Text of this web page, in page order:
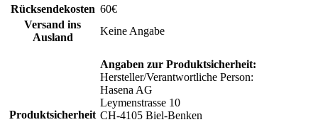
Rücksendekosten 60€
Versand ins
Ausland
Keine Angabe
Produktsicherheit
Angaben zur Produktsicherheit:
Hersteller/Verantwortliche Person:
Hasena AG
Leymenstrasse 10
CH-4105 Biel-Benken